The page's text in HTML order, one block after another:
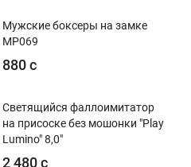
Мужские боксеры на замке
MP069
880 с
Светящийся фаллоимитатор
на присоске без мошонки "Play
Lumino" 8,0"
2 480 с